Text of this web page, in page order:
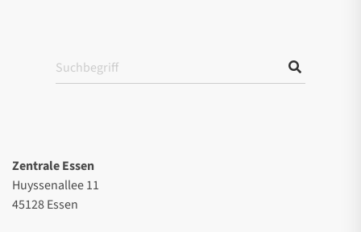
Zentrale Essen
Huyssenallee 11
45128 Essen